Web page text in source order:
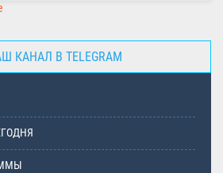
КАНАЛ В TELEGRAM